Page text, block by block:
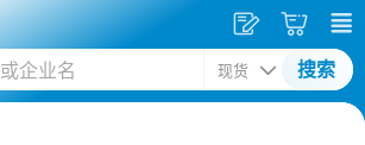
搜索
发
供
采
购